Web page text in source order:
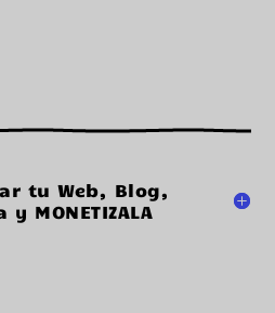
tu Web, Blog,
MONETIZALA